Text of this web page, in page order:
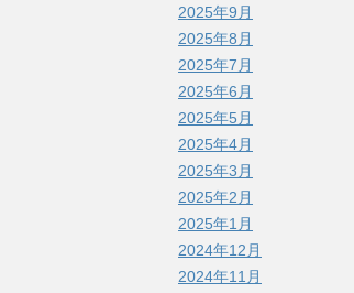
2025年9月
2025年8月
2025年7月
2025年6月
2025年5月
2025年4月
2025年3月
2025年2月
2025年1月
2024年12月
2024年11月